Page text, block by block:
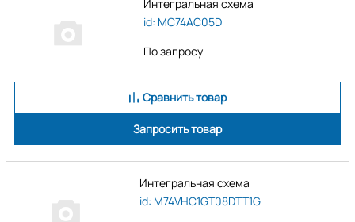
Интегральная схема
id: MC74AC05D
По запросу
Сравнить товар
Запросить товар
Интегральная схема
id: M74VHC1GT08DTT1G